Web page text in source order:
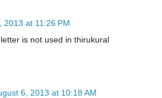
2013 at 11:26 PM
is not used in thirukural
6, 2013 at 10:18 AM